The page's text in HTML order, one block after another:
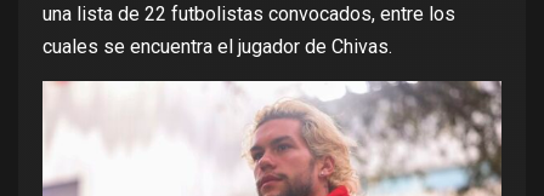
una lista de 22 futbolistas convocados, entre los
cuales se encuentra el jugador de Chivas.